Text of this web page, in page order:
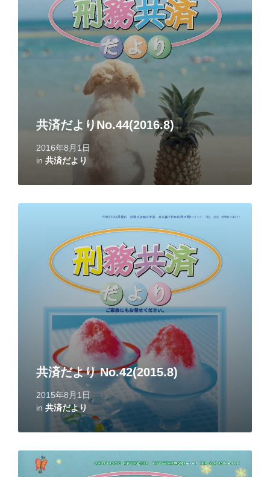
共済だよりNo.44(2016.8)
2016年8月1日
in 共済だより
共済だより No.42(2015.8)
2015年8月1日
in 共済だより
Read
Read
More